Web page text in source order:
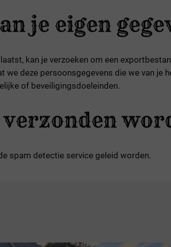
je eigen
kan je verzoeken om een
deze persoonsgegevens die we van je
of beveiligingsdoeleinden.
verzonden
spam detectie service geleid worden.